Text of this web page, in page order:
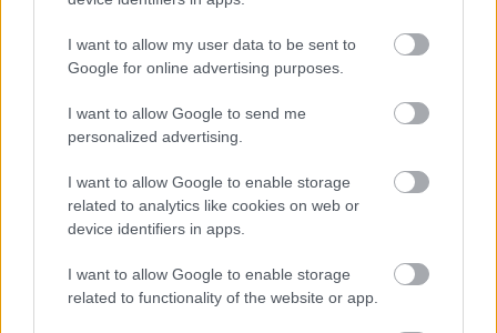
I want to allow my user data to be sent to
Google for online advertising purposes.
I want to allow Google to send me
personalized advertising.
I want to allow Google to enable storage
related to analytics like cookies on web or
device identifiers in apps.
I want to allow Google to enable storage
related to functionality of the website or app.
E-mail cím
Feliratkozom a hírlevélre és elfogadom azadatvédelmi